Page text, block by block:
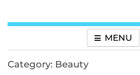
MENU
Category: Beauty